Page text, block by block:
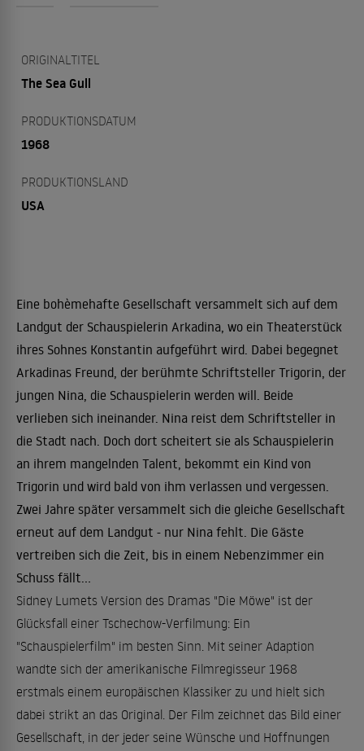
ORIGINALTITEL
The Sea Gull
PRODUKTIONSDATUM
1968
PRODUKTIONSLAND
USA
Eine bohèmehafte Gesellschaft versammelt sich auf dem
Landgut der Schauspielerin Arkadina, wo ein Theaterstück
ihres Sohnes Konstantin aufgeführt wird. Dabei begegnet
Arkadinas Freund, der berühmte Schriftsteller Trigorin, der
jungen Nina, die Schauspielerin werden will. Beide
verlieben sich ineinander. Nina reist dem Schriftsteller in
die Stadt nach. Doch dort scheitert sie als Schauspielerin
an ihrem mangelnden Talent, bekommt ein Kind von
Trigorin und wird bald von ihm verlassen und vergessen.
Zwei Jahre später versammelt sich die gleiche Gesellschaft
erneut auf dem Landgut - nur Nina fehlt. Die Gäste
vertreiben sich die Zeit, bis in einem Nebenzimmer ein
Schuss fällt...
Sidney Lumets Version des Dramas "Die Möwe" ist der
Glücksfall einer Tschechow-Verfilmung: Ein
"Schauspielerfilm" im besten Sinn. Mit seiner Adaption
wandte sich der amerikanische Filmregisseur 1968
erstmals einem europäischen Klassiker zu und hielt sich
dabei strikt an das Original. Der Film zeichnet das Bild einer
Gesellschaft, in der jeder seine Wünsche und Hoffnungen